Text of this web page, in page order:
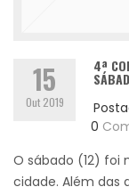
15
Out 2019
4ª
0
O sábado (12) foi
cidade. Além das